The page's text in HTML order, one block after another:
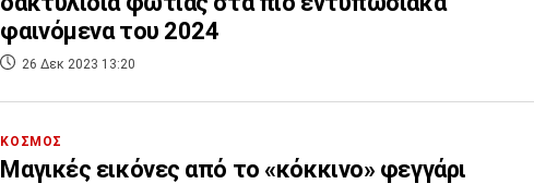
φαινόμενα του 2024
26 Δεκ 2023 13:20
ΚΟΣΜΟΣ
Μαγικές εικόνες από το «κόκκινο» φεγγάρι